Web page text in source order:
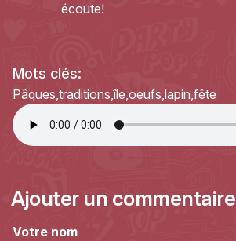
écoute!
Mots clés:
Pâques traditions île oeufs lapin fête
Ajouter un commentaire
Votre nom